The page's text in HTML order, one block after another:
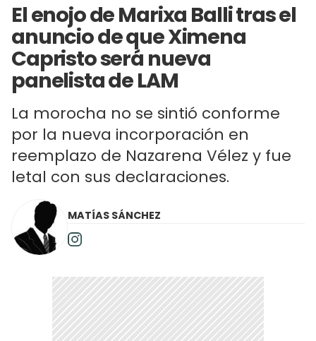
El enojo de Marixa Balli tras el
anuncio de que Ximena
Capristo será nueva
panelista de LAM
La morocha no se sintió conforme
por la nueva incorporación en
reemplazo de Nazarena Vélez y fue
letal con sus declaraciones.
MATÍAS SÁNCHEZ